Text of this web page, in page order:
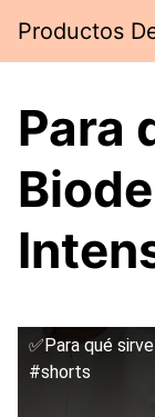
contenido
Productos
Para
✅Para qué
#shorts